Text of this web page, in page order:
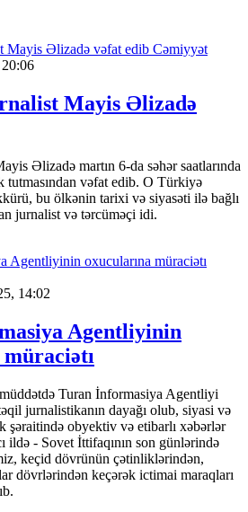
Cəmiyyət
Mayis Əlizadə
Əlizadə martın 6-da səhər saatlarında
tutmasından vəfat edib. O Türkiyə
bu ölkənin tarixi və siyasəti ilə bağlı
jurnalist və tərcüməçi idi.
14:02
Agentliyinin
Turan İnformasiya Agentliyi
jurnalistikanın dayağı olub, siyasi və
şəraitində obyektiv və etibarlı xəbərlər
ildə - Sovet İttifaqının son günlərində
keçid dövrünün çətinliklərindən,
dövrlərindən keçərək ictimai maraqları